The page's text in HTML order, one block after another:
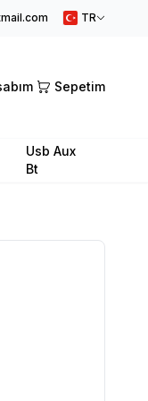
TR
Sepetim
Usb Aux
Bt